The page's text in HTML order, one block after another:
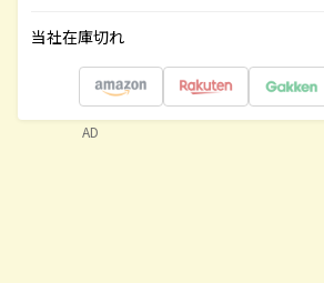
当社在庫切れ
AD